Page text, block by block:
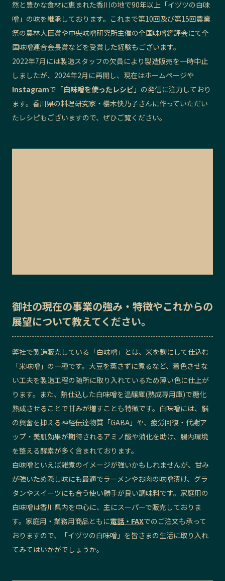
然と豊かな食材に恵まれた香川の地で90年以上「イヅツの白味
噌」の味を継承しております。これまで第10回及び第15回農業
祭の農林大臣賞や中央味噌研究所主催の全国味噌鑑評会にて全
国味噌連合会長賞などを受賞した経験もございます。
2022年7月には製造スタッフの欠員により製造販売を一時中止
しましたが、2024年2月に再開し、現在はホームページや
Instagramで「白味噌を使ったレシピ 」の発信に注力しており
ます。香川県の料理研究家・櫻木快乃子さんに作っていただい
たレシピもございますので、ぜひご覧ください。
御社の現在の事業の強み・特徴やこれからの
展望について教えてください。
弊社で製造販売している「白味噌」とは、米を麹にして仕込む
「米味噌」の一種です。大豆を蒸さずに煮るなど、着色させな
い工夫を製造工程の随所に取り入れているため薄い色に仕上が
ります。また、熱仕込した白味噌を温醸庫(熟成専用庫)で糖化
熟成させることで甘みが増すことも特徴です。白味噌には、脳
の興奮を抑える神経伝達物質「GABA」や、疲労回復・代謝ア
ップ・美肌効果が期待されるアミノ酸や消化を助け、腸内環境
を整える酵素が多く含まれております。
白味噌といえば雑煮のイメージが強いかもしれませんが、甘み
が強いため隠し味にも最適でラーメンやお肉の味噌漬け、グラ
タンやスイーツにも合う使い勝手が良い調味料です。家庭用の
白味噌は香川県内を中心に、主にスーパーで販売しておりま
す。家庭用・業務用商品ともに電話・FAXでのご注文も承って
おりますので、「イヅツの白味噌」を皆さまの生活に取り入れ
てみてはいかがでしょうか。